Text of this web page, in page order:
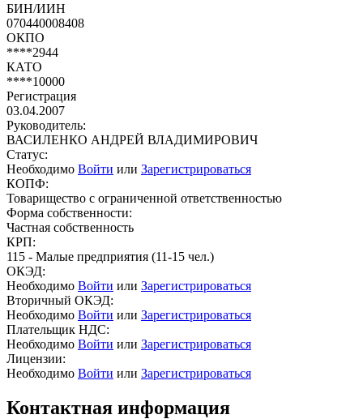
БИН/ИИН
070440008408
ОКПО
****2944
КАТО
****10000
Регистрация
03.04.2007
Руководитель:
ВАСИЛЕНКО АНДРЕЙ ВЛАДИМИРОВИЧ
Статус:
Необходимо Войти или Зарегистрироваться
КОПФ:
Товарищество с ограниченной ответственностью
Форма собственности:
Частная собственность
КРП:
115 - Малые предприятия (11-15 чел.)
ОКЭД:
Необходимо Войти или Зарегистрироваться
Вторичный ОКЭД:
Необходимо Войти или Зарегистрироваться
Плательщик НДС:
Необходимо Войти или Зарегистрироваться
Лицензии:
Необходимо Войти или Зарегистрироваться
Контактная информация